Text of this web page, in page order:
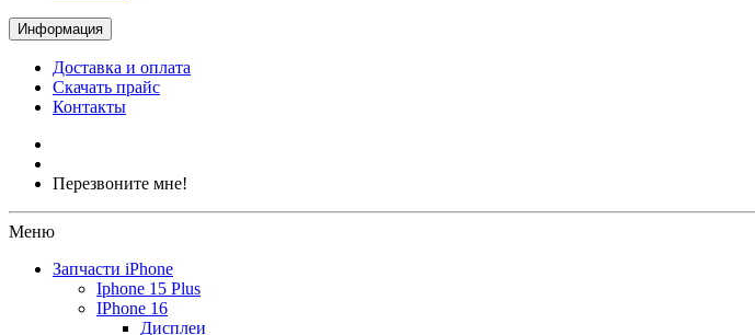
Информация
Доставка и оплата
Скачать прайс
Контакты
Перезвоните мне!
Меню
Запчасти iPhone
Iphone 15 Plus
IPhone 16
Дисплеи